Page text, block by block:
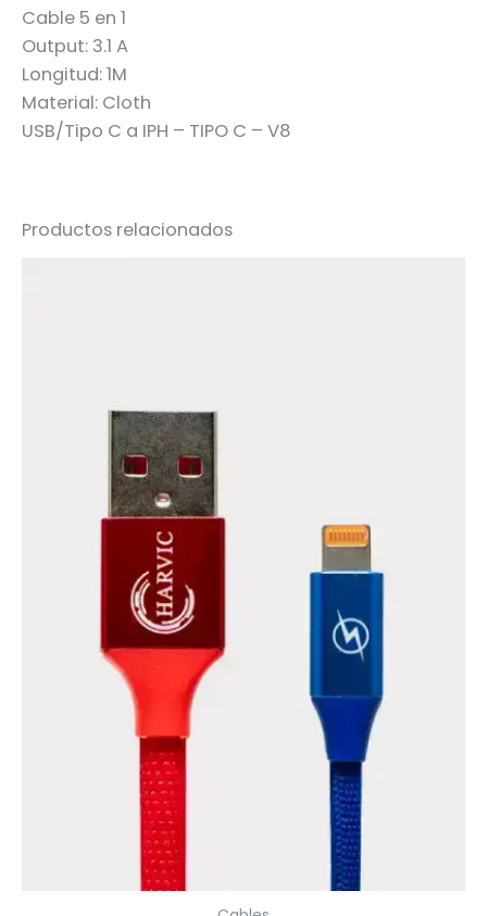
Cable 5 en 1
Output: 3.1 A
Longitud: 1M
Material: Cloth
USB/Tipo C a IPH – TIPO C – V8
Productos relacionados